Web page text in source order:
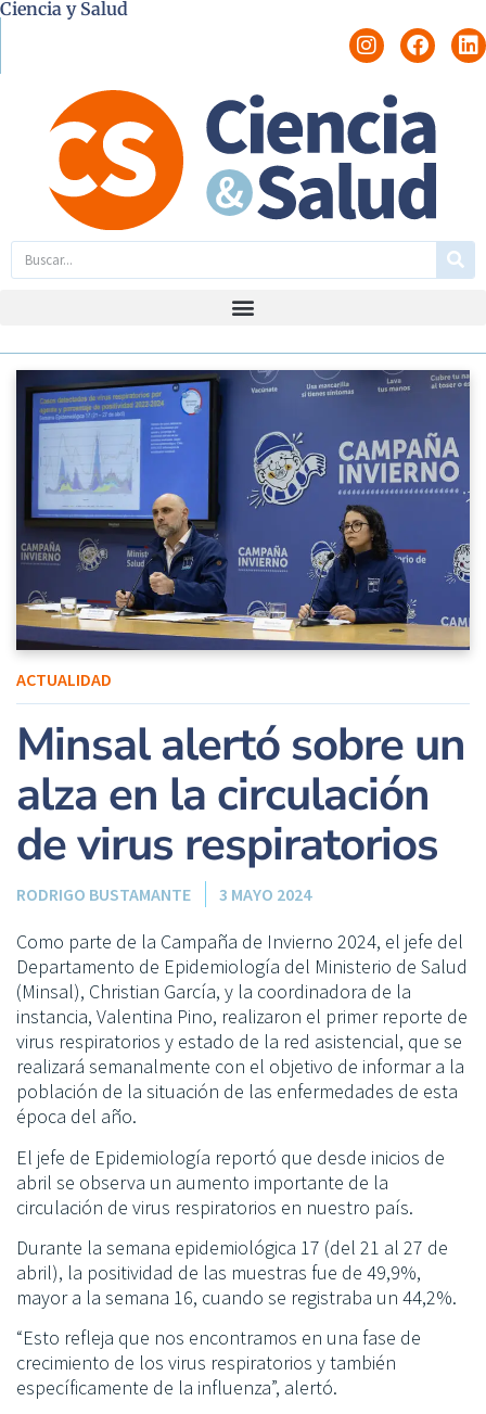
Ciencia y Salud
ACTUALIDAD
Minsal alertó sobre un
alza en la circulación
de virus respiratorios
RODRIGO BUSTAMANTE 3 MAYO 2024
Como parte de la Campaña de Invierno 2024, el jefe del
Departamento de Epidemiología del Ministerio de Salud
(Minsal), Christian García, y la coordinadora de la
instancia, Valentina Pino, realizaron el primer reporte de
virus respiratorios y estado de la red asistencial, que se
realizará semanalmente con el objetivo de informar a la
población de la situación de las enfermedades de esta
época del año.
El jefe de Epidemiología reportó que desde inicios de
abril se observa un aumento importante de la
circulación de virus respiratorios en nuestro país.
Durante la semana epidemiológica 17 (del 21 al 27 de
abril), la positividad de las muestras fue de 49,9%,
mayor a la semana 16, cuando se registraba un 44,2%.
“Esto refleja que nos encontramos en una fase de
crecimiento de los virus respiratorios y también
específicamente de la influenza”, alertó.